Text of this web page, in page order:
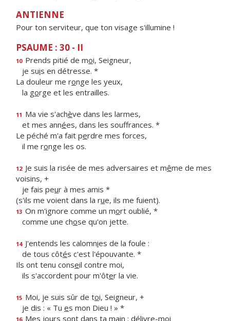
ANTIENNE
Pour ton serviteur, que ton visage s'illumine !
PSAUME : 30 - II
10 Prends pitié de moi, Seigneur,
je suis en détresse. *
La douleur me ronge les yeux,
la gorge et les entrailles.
11 Ma vie s'achève dans les larmes,
et mes années, dans les souffrances. *
Le péché m'a fait perdre mes forces,
il me ronge les os.
12 Je suis la risée de mes adversaires et même de mes
voisins, +
je fais peur à mes amis *
(s'ils me voient dans la rue, ils me fuient).
13 On m'ignore comme un mort oublié, *
comme une chose qu'on jette.
14 J'entends les calomnies de la foule :
de tous côtés c'est l'épouvante. *
Ils ont tenu conseil contre moi,
ils s'accordent pour m'ôter la vie.
15 Moi, je suis sûr de toi, Seigneur, +
je dis : « Tu es mon Dieu ! » *
16 Mes jours sont dans ta main : délivre-moi